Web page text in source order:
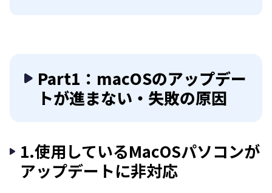
Part1：macOSのアップデー
トが進まない・失敗の原因
1.使用しているMacOSパソコンが
アップデートに非対応